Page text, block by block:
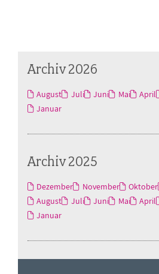
Archiv 2026
August Juli Juni Mai April
Januar
Archiv 2025
Dezember November Oktober
August
Juli Juni Mai April
Januar